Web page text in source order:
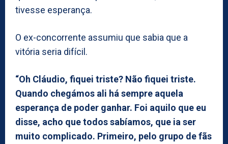
tivesse esperança.
O ex-concorrente assumiu que sabia que a
vitória seria difícil.
“Oh Cláudio, fiquei triste? Não fiquei triste.
Quando chegámos ali há sempre aquela
esperança de poder ganhar. Foi aquilo que eu
disse, acho que todos sabíamos, que ia ser
muito complicado. Primeiro, pelo grupo de fãs